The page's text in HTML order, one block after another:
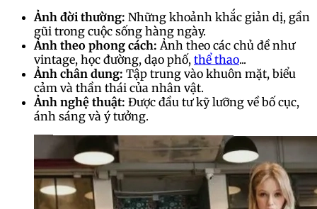
Ảnh đời thường: Những khoảnh khắc giản dị, gần
gũi trong cuộc sống hàng ngày.
Ảnh theo phong cách: Ảnh theo các chủ đề như
vintage, học đường, dạo phố, thể thao...
Ảnh chân dung: Tập trung vào khuôn mặt, biểu
cảm và thần thái của nhân vật.
Ảnh nghệ thuật: Được đầu tư kỹ lưỡng về bố cục,
ánh sáng và ý tưởng.